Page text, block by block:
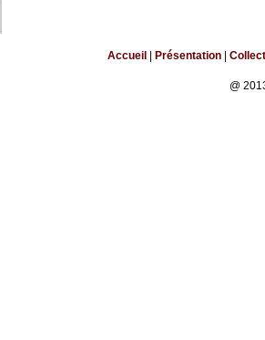
Accueil Présentation|
@